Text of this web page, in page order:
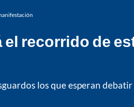
el recorrido de
los que esperan